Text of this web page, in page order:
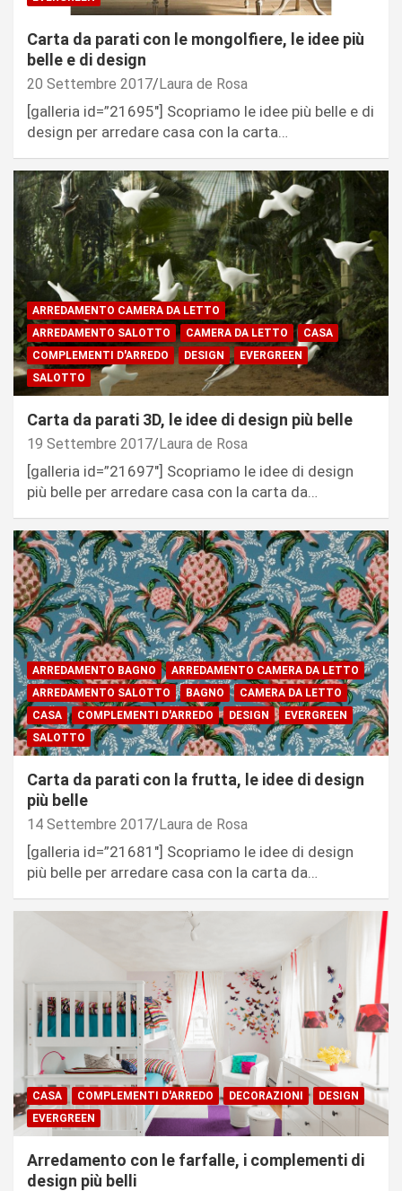
Carta da parati con le mongolfiere, le idee più
belle e di design
20 Settembre 2017 Laura de Rosa
[galleria id=”21695″] Scopriamo le idee più belle e di
design per arredare casa con la carta…
ARREDAMENTO CAMERA DA LETTO
ARREDAMENTO SALOTTO
CAMERA DA LETTO
CASA
COMPLEMENTI D'ARREDO
DESIGN
EVERGREEN
SALOTTO
Carta da parati 3D, le idee di design più belle
19 Settembre 2017 Laura de Rosa
[galleria id=”21697″] Scopriamo le idee di design
più belle per arredare casa con la carta da…
ARREDAMENTO BAGNO
ARREDAMENTO CAMERA DA LETTO
ARREDAMENTO SALOTTO
BAGNO
CAMERA DA LETTO
CASA
COMPLEMENTI D'ARREDO DESIGN
EVERGREEN
SALOTTO
Carta da parati con la frutta, le idee di design
più belle
14 Settembre 2017 Laura de Rosa
[galleria id=”21681″] Scopriamo le idee di design
più belle per arredare casa con la carta da…
CASA COMPLEMENTI D'ARREDO DECORAZIONI
DESIGN
EVERGREEN
Arredamento con le farfalle, i complementi di
design più belli